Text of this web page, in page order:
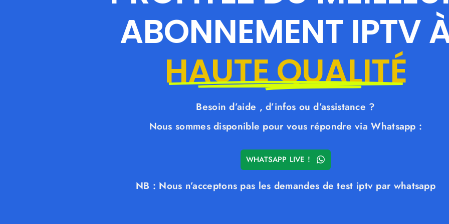
ABONNEMENT IPTV
HAUTE QUALITÉ
Besoin d’aide , d’infos ou d’assistance ?
Nous sommes disponible pour vous répondre via Whatsapp :
WHATSAPP LIVE !
NB : Nous n’acceptons pas les demandes de test iptv par whatsapp